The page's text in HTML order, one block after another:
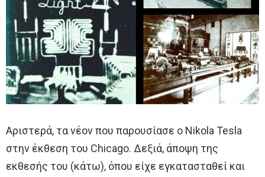
Αριστερά, τα νέον που παρουσίασε ο Nikola Tesla
στην έκθεση του Chicago. Δεξιά, άποψη της
εκθεσής του (κάτω), όπου είχε εγκατασταθεί και